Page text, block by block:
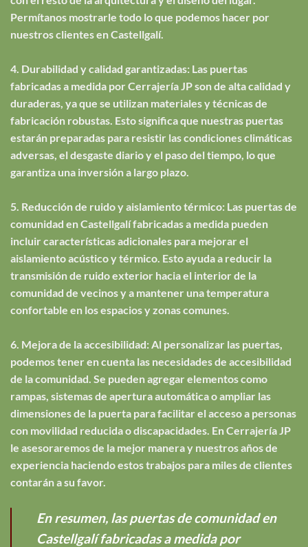
Permítanos mostrarle todo lo que podemos hacer por
nuestros clientes en Castellgalí.
4. Durabilidad y calidad garantizadas: Las puertas
fabricadas a medida por Cerrajería JP son de alta calidad y
duraderas, ya que se utilizan materiales y técnicas de
fabricación robustas. Esto significa que nuestras puertas
estarán preparadas para resistir las condiciones climáticas
adversas, el desgaste diario y el paso del tiempo, lo que
garantiza una inversión a largo plazo.
5. Reducción de ruido y aislamiento térmico: Las puertas de
comunidad en Castellgalí fabricadas a medida pueden
incluir características adicionales para mejorar el
aislamiento acústico y térmico. Esto ayuda a reducir la
transmisión de ruido exterior hacia el interior de la
comunidad de vecinos y a mantener una temperatura
confortable en los espacios y zonas comunes.
6. Mejora de la accesibilidad: Al personalizar las puertas,
podemos tener en cuenta las necesidades de accesibilidad
de la comunidad. Se pueden agregar elementos como
rampas, sistemas de apertura automática o ampliar las
dimensiones de la puerta para facilitar el acceso a personas
con movilidad reducida o discapacidades. En Cerrajería JP
le asesoraremos de la mejor manera y nuestros años de
experiencia haciendo estos trabajos para miles de clientes
contarán a su favor.
En resumen, las puertas de comunidad en
Castellgalí fabricadas a medida por